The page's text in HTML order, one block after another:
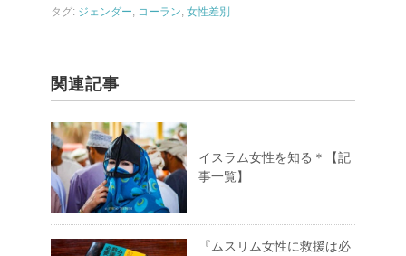
タグ: ジェンダー コーラン 女性差別
関連記事
イスラム女性を知る＊【記
事一覧】
『ムスリム女性に救援は必